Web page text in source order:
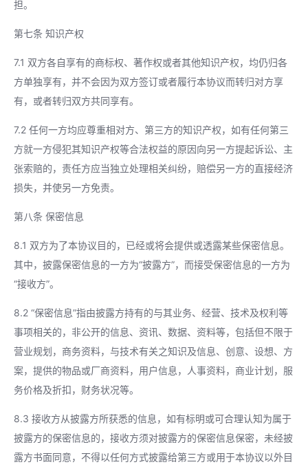
担。
第七条 知识产权
7.1 双方各自享有的商标权、著作权或者其他知识产权，均仍归各
方单独享有，并不会因为双方签订或者履行本协议而转归对方享
有，或者转归双方共同享有。
7.2 任何一方均应尊重相对方、第三方的知识产权，如有任何第三
方就一方侵犯其知识产权等合法权益的原因向另一方提起诉讼、主
张索赔的，责任方应当独立处理相关纠纷，赔偿另一方的直接经济
损失，并使另一方免责。
第八条 保密信息
8.1 双方为了本协议目的，已经或将会提供或透露某些保密信息。
其中，披露保密信息的一方为“披露方”，而接受保密信息的一方为
“接收方”。
8.2 “保密信息”指由披露方持有的与其业务、经营、技术及权利等
事项相关的，非公开的信息、资讯、数据、资料等，包括但不限于
营业规划，商务资料，与技术有关之知识及信息、创意、设想、方
案，提供的物品或厂商资料，用户信息，人事资料，商业计划，服
务价格及折扣，财务状况等。
8.3 接收方从披露方所获悉的信息，如有标明或可合理认知为属于
披露方的保密信息的，接收方须对披露方的保密信息保密，未经披
露方书面同意，不得以任何方式披露给第三方或用于本协议以外目